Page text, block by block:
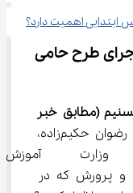
اهمیت دارد؟
طرح حامی
(مطابق خبر
رضوان حکیم‌زاده،
وزارت
و پرورش که در